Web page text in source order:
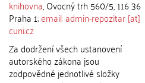
knihovna, Ovocný trh 560/5, 116 36
Praha 1;email: admin-repozitar [at]
cuni.cz
Za dodržení všech ustanovení
autorského zákona jsou
zodpovědné jednotlivé složky